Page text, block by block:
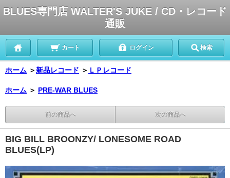
BLUES専門店 WALTER'S JUKE / CD・レコード
通販
カート ログイン 検索
ホーム ＞ 新品レコード ＞ ＬＰレコード
ホーム ＞ PRE-WAR BLUES
前の商品へ 次の商品へ
BIG BILL BROONZY/ LONESOME ROAD
BLUES(LP)